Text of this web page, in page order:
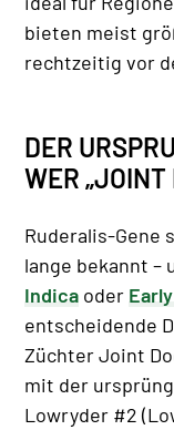
bieten meist
rechtzeitig vor
DER
WER „JOINT
Ruderalis-Gene
lange bekannt –
Indica oder
entscheidende
Züchter Joint
mit der
Lowryder #2